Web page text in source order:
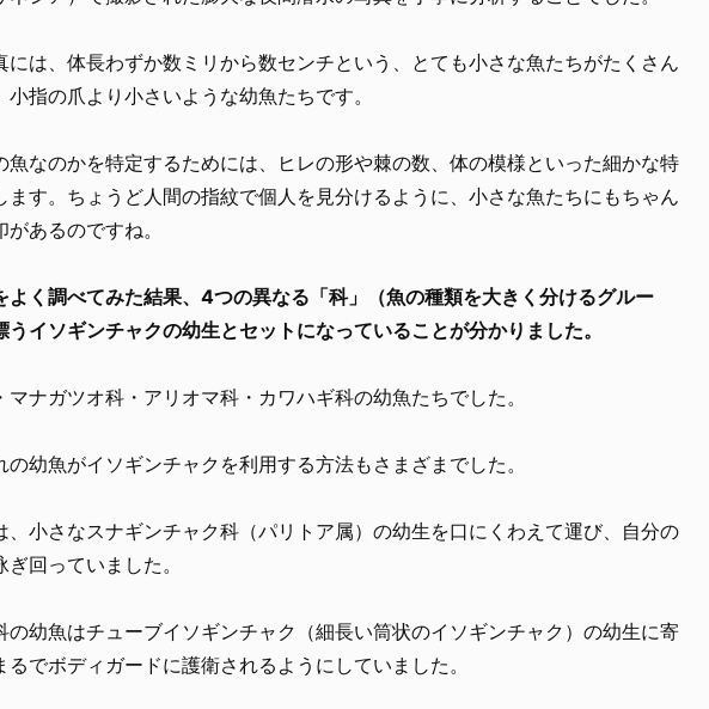
には、体長わずか数ミリから数センチという、とても小さな魚たちがたくさん
指の爪より小さいような幼魚たちです。
魚なのかを特定するためには、ヒレの形や棘の数、体の模様といった細かな特
ます。ちょうど人間の指紋で個人を見分けるように、小さな魚たちにもちゃん
あるのですね。
よく調べてみた結果、4つの異なる「科」（魚の種類を大きく分けるグルー
うイソギンチャクの幼生とセットになっていることが分かりました。
マナガツオ科・アリオマ科・カワハギ科の幼魚たちでした。
の幼魚がイソギンチャクを利用する方法もさまざまでした。
、小さなスナギンチャク科（パリトア属）の幼生を口にくわえて運び、自分の
回っていました。
の幼魚はチューブイソギンチャク（細長い筒状のイソギンチャク）の幼生に寄
るでボディガードに護衛されるようにしていました。